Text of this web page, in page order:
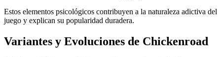
Estos elementos psicológicos contribuyen a la naturaleza adictiva del
juego y explican su popularidad duradera.
Variantes y Evoluciones de Chickenroad